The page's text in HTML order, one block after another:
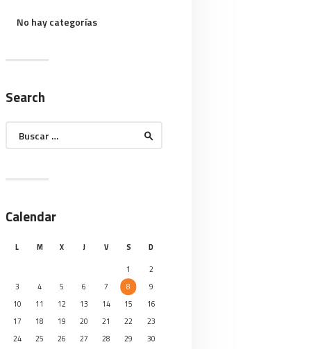
No hay categorías
Search
Calendar
L M X J V S
D
1
2
3
4 5 6 7 8
9
10
11 12 13 14 15
16
17
18 19 20 21 22
23
24
25 26 27 28 29 30